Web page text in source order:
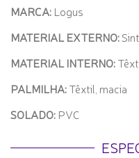
MARCA: Logus
MATERIAL EXTERNO:
MATERIAL INTERNO:
PALMILHA:Têxtil, macia
SOLADO: PVC